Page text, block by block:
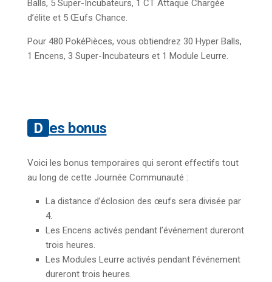
Balls, 5 Super-Incubateurs, 1 CT Attaque Chargée
d’élite et 5 Œufs Chance.
Pour 480 PokéPièces, vous obtiendrez 30 Hyper Balls,
1 Encens, 3 Super-Incubateurs et 1 Module Leurre.
Des bonus
Voici les bonus temporaires qui seront effectifs tout
au long de cette Journée Communauté :
La distance d’éclosion des œufs sera divisée par
4.
Les Encens activés pendant l’événement dureront
trois heures.
Les Modules Leurre activés pendant l’événement
dureront trois heures.